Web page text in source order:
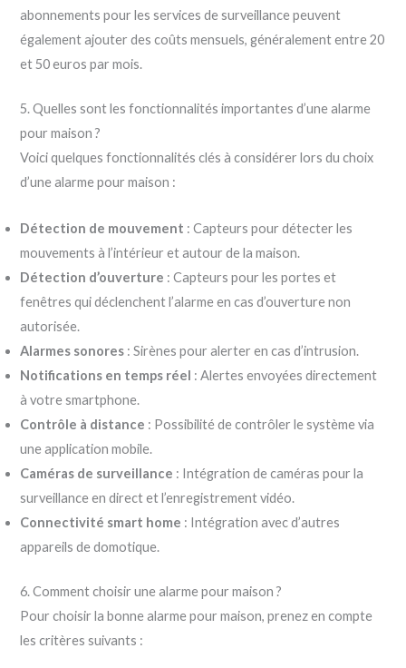
abonnements pour les services de surveillance peuvent
également ajouter des coûts mensuels, généralement entre 20
et 50 euros par mois.
5. Quelles sont les fonctionnalités importantes d’une alarme
pour maison ?
Voici quelques fonctionnalités clés à considérer lors du choix
d’une alarme pour maison :
Détection de mouvement : Capteurs pour détecter les
mouvements à l’intérieur et autour de la maison.
Détection d’ouverture : Capteurs pour les portes et
fenêtres qui déclenchent l’alarme en cas d’ouverture non
autorisée.
Alarmes sonores : Sirènes pour alerter en cas d’intrusion.
Notifications en temps réel : Alertes envoyées directement
à votre smartphone.
Contrôle à distance : Possibilité de contrôler le système via
une application mobile.
Caméras de surveillance : Intégration de caméras pour la
surveillance en direct et l’enregistrement vidéo.
Connectivité smart home : Intégration avec d’autres
appareils de domotique.
6. Comment choisir une alarme pour maison ?
Pour choisir la bonne alarme pour maison, prenez en compte
les critères suivants :